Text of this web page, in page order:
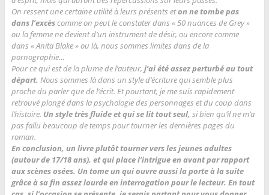
On ressent une certaine utilité à leurs présents eton ne tombe pas
dans l’excèscomme on peut le constater dans « 50 nuances de Grey »
ou la femme ne devient d’un instrument de désir, ou encore comme
dans « Anita Blake » ou là, nous sommes limites dans de la
pornographie…
Pour ce qui est de la plume de l’auteur, j’ai été assez perturbé au tout
départ. Nous sommes là dans un style d’écriture qui semble plus
proche du parler que de l’écrit. Et pourtant, je me suis rapidement
retrouvé plongé dans la psychologie des personnages et du coup dans
l’histoire. Un style très fluide et qui se lit tout seul, si bien qu’il ne m’a
pas fallu beaucoup de temps pour tourner les dernières pages du
roman.
En conclusion, un livre plutôt tourner vers les jeunes adultes
(autour de 17/18 ans), et qui place l’intrigue en avant par rapport
aux scènes osées. Un tome un qui ouvre aussi la porte à la suite
grâce à sa fin assez lourde en interrogation pour le lecteur. En tout